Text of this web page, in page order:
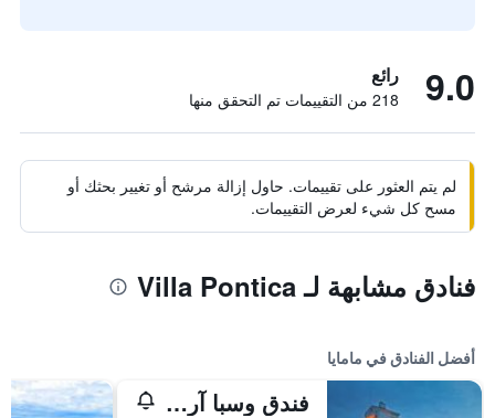
9.0 رائع
218 من التقييمات تم التحقق منها
لم يتم العثور على تقييمات. حاول إزالة مرشح أو تغيير بحثك أو
مسح كل شيء لعرض التقييمات.
فنادق مشابهة لـ Villa Pontica
أفضل الفنادق في مامايا
فندق وسبا آرينا ريجيا - مارينا ريجيا ريزيدنس